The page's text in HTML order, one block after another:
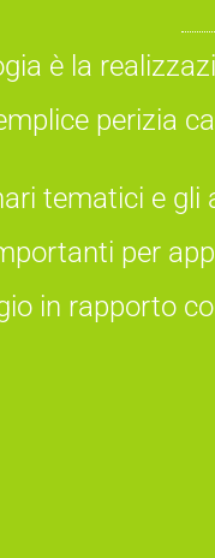
è la
perizia
tematici e
per
in rapporto